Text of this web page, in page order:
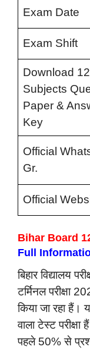
Exam Date
Exam Shift
Download
Subjects
Paper &
Key
Official
Gr.
Official
Bihar Board
Full
बिहार विद्यालय
टर्मिनल
किया जा रहा हैं।
वाला टेस्ट
पहले 50% से